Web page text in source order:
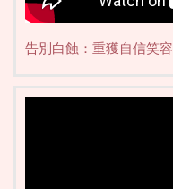
告別白蝕：重獲自信笑容